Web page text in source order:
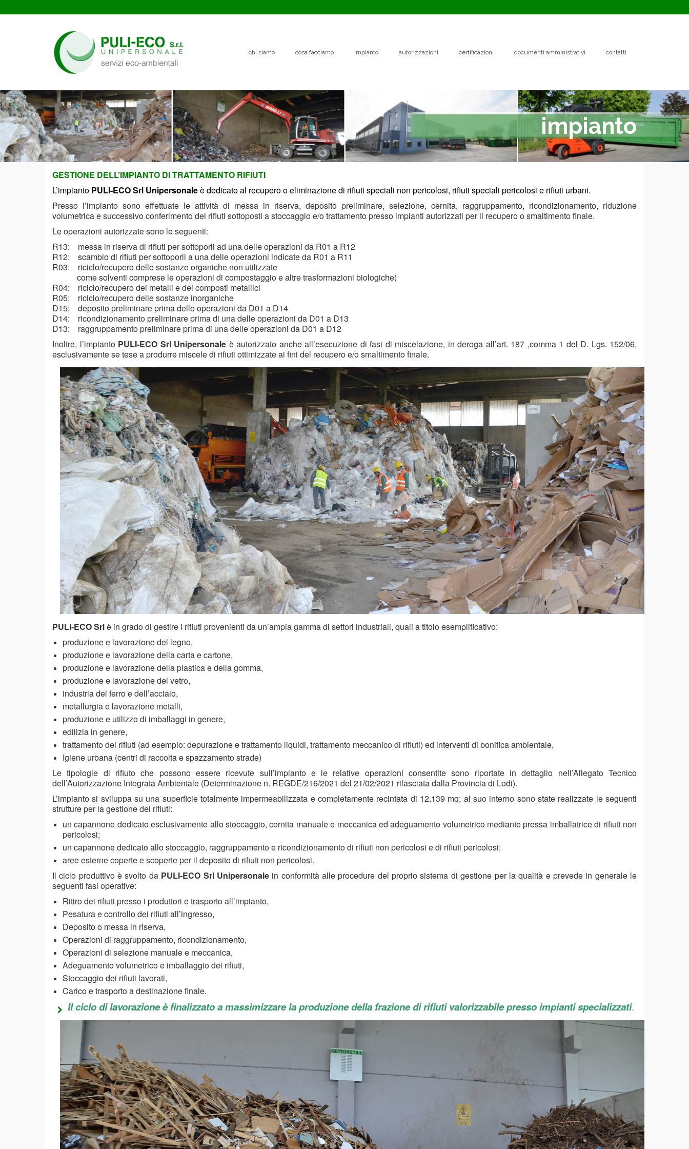
chi siamo cosa facciamo impianto autorizzazioni certificazioni documenti amministrativi contatti
impianto
GESTIONE DELL’IMPIANTO DI TRATTAMENTO RIFIUTI
L’impianto PULI-ECO Srl Unipersonaleè dedicato al recupero o eliminazione di rifiuti speciali non pericolosi, rifiuti speciali pericolosi e rifiuti urbani.
Presso l’impianto sono effettuate le attività di messa in riserva, deposito preliminare, selezione, cernita, raggruppamento, ricondizionamento, riduzione
volumetrica e successivo conferimento dei rifiuti sottoposti a stoccaggio e/o trattamento presso impianti autorizzati per il recupero o smaltimento finale.
Le operazioni autorizzate sono le seguenti:
R13: messa in riserva di rifiuti per sottoporli ad una delle operazioni da R01 a R12
R12: scambio di rifiuti per sottoporli a una delle operazioni indicate da R01 a R11
R03: riciclo/recupero delle sostanze organiche non utilizzate
come solventi comprese le operazioni di compostaggio e altre trasformazioni biologiche)
R04: riciclo/recupero dei metalli e dei composti metallici
R05: riciclo/recupero delle sostanze inorganiche
D15: deposito preliminare prima delle operazioni da D01 a D14
D14: ricondizionamento preliminare prima di una delle operazioni da D01 a D13
D13: raggruppamento preliminare prima di una delle operazioni da D01 a D12
Inoltre, l’impianto PULI-ECO Srl Unipersonale è autorizzato anche all’esecuzione di fasi di miscelazione, in deroga all’art. 187 ,comma 1 del D. Lgs. 152/06,
esclusivamente se tese a produrre miscele di rifiuti ottimizzate ai fini del recupero e/o smaltimento finale.
PULI-ECO Srlè in grado di gestire i rifiuti provenienti da un’ampia gamma di settori industriali, quali a titolo esemplificativo:
produzione e lavorazione del legno,
produzione e lavorazione della carta e cartone,
produzione e lavorazione della plastica e della gomma,
produzione e lavorazione del vetro,
industria del ferro e dell’acciaio,
metallurgia e lavorazione metalli,
produzione e utilizzo di imballaggi in genere,
edilizia in genere,
trattamento dei rifiuti (ad esempio: depurazione e trattamento liquidi, trattamento meccanico di rifiuti) ed interventi di bonifica ambientale,
Igiene urbana (centri di raccolta e spazzamento strade)
Le tipologie di rifiuto che possono essere ricevute sull’impianto e le relative operazioni consentite sono riportate in dettaglio nell’Allegato Tecnico
dell’Autorizzazione Integrata Ambientale (Determinazione n. REGDE/216/2021 del 21/02/2021 rilasciata dalla Provincia di Lodi).
L’impianto si sviluppa su una superficie totalmente impermeabilizzata e completamente recintata di 12.139 mq; al suo interno sono state realizzate le seguenti
strutture per la gestione dei rifiuti:
un capannone dedicato esclusivamente allo stoccaggio, cernita manuale e meccanica ed adeguamento volumetrico mediante pressa imballatrice di rifiuti non
pericolosi;
un capannone dedicato allo stoccaggio, raggruppamento e ricondizionamento di rifiuti non pericolosi e di rifiuti pericolosi;
aree esterne coperte e scoperte per il deposito di rifiuti non pericolosi.
Il ciclo produttivo è svolto da PULI-ECO Srl Unipersonalein conformità alle procedure del proprio sistema di gestione per la qualità e prevede in generale le
seguenti fasi operative:
Ritiro dei rifiuti presso i produttori e trasporto all’impianto,
Pesatura e controllo dei rifiuti all’ingresso,
Deposito o messa in riserva,
Operazioni di raggruppamento, ricondizionamento,
Operazioni di selezione manuale e meccanica,
Adeguamento volumetrico e imballaggio dei rifiuti,
Stoccaggio dei rifiuti lavorati,
Carico e trasporto a destinazione finale.
Il ciclo di lavorazione è finalizzato a massimizzare la produzione della frazione di rifiutivalorizzabile presso impianti specializzati.